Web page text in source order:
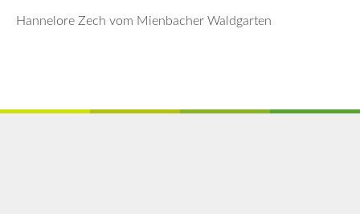
Hannelore Zech vom Mienbacher Waldgarten